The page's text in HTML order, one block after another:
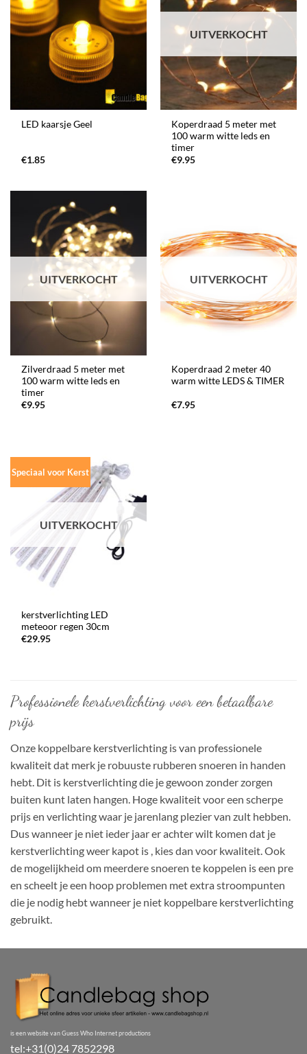
LED kaarsje Geel
€1.85
UITVERKOCHT
Koperdraad 5 meter met
100 warm witte leds en
timer
€9.95
UITVERKOCHT
Zilverdraad 5 meter met
100 warm witte leds en
timer
€9.95
UITVERKOCHT
Koperdraad 2 meter 40
warm witte LEDS & TIMER
€7.95
Speciaal voor Kerst
UITVERKOCHT
kerstverlichting LED
meteoor regen 30cm
€29.95
Professionele kerstverlichting voor een betaalbare
prijs
Onze koppelbare kerstverlichting is van professionele
kwaliteit dat merk je robuuste rubberen snoeren in handen
hebt. Dit is kerstverlichting die je gewoon zonder zorgen
buiten kunt laten hangen. Hoge kwaliteit voor een scherpe
prijs en verlichting waar je jarenlang plezier van zult hebben.
Dus wanneer je niet ieder jaar er achter wilt komen dat je
kerstverlichting weer kapot is , kies dan voor kwaliteit. Ook
de mogelijkheid om meerdere snoeren te koppelen is een pre
en scheelt je een hoop problemen met extra stroompunten
die je nodig hebt wanneer je niet koppelbare kerstverlichting
gebruikt.
is een website van Guess Who Internet productions
tel:+31(0)24 7852298